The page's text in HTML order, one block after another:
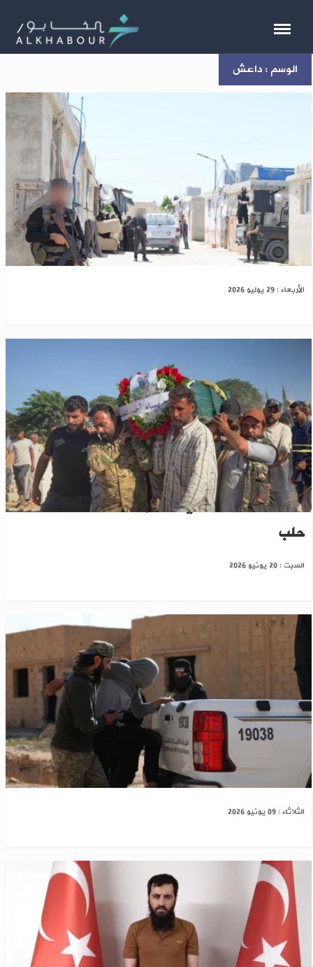
الوسم : داعش
الأمن يعلن تفكيك خليتين لداعش بحلب والباب
الأربعاء : 29 يوليو 2026
استشهاد جنديين في هجوم لمسلحين شمال شرق
حلب
السبت : 20 يونيو 2026
الداخلية السورية تكشف حصيلة حملة ضد داعش
الثلاثاء : 09 يونيو 2026